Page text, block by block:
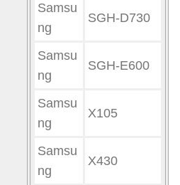
Samsu
ng
SGH-D730
Samsu
ng
SGH-E600
Samsu
ng
X105
Samsu
ng
X430